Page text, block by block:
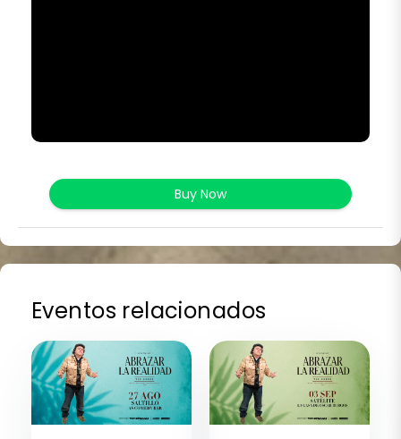
Buy Now
Eventos relacionados